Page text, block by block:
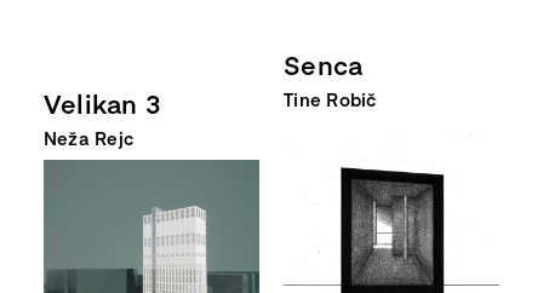
Velikan 3
Neža Rejc
Senca
Tine Robič